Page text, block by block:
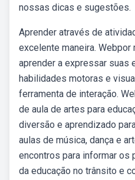
nossas dicas e sugestões.
Aprender através de
excelente maneira.
aprender a expressar suas
habilidades motoras e
ferramenta de interação.
de aula de artes para
diversão e aprendizado
aulas de música, dança e
encontros para informar os
da educação no trânsito e